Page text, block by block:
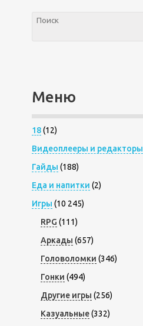
Меню
18(12)
Видеоплееры и редакторы
Гайды (188)
Еда и напитки (2)
Игры (10 245)
RPG (111)
Аркады (657)
Головоломки (346)
Гонки (494)
Другие игры (256)
Казуальные(332)